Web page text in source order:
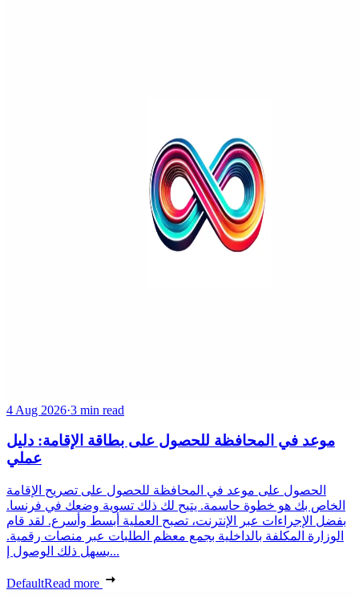
4 Aug 2026·3 min read
موعد في المحافظة للحصول على بطاقة الإقامة: دليل
عملي
الحصول على موعد في المحافظة للحصول على تصريح الإقامة
الخاص بك هو خطوة حاسمة. يتيح لك ذلك تسوية وضعك في فرنسا.
بفضل الإجراءات عبر الإنترنت، تصبح العملية أبسط وأسرع. لقد قام
الوزارة المكلفة بالداخلية بجمع معظم الطلبات عبر منصات رقمية.
يسهل ذلك الوصول إ...
DefaultRead more